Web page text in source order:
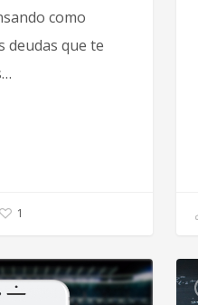
como
deudas que te
1